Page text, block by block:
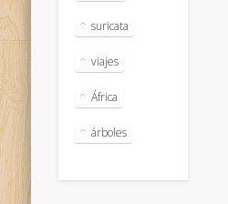
suricata
viajes
África
árboles